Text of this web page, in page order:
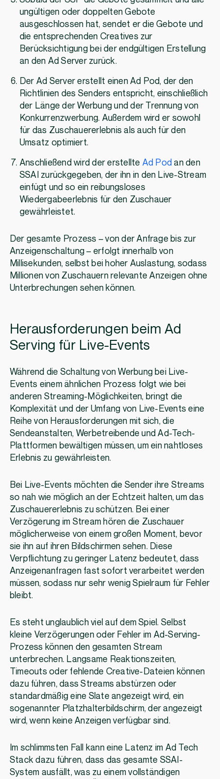
ungültigen oder doppelten Gebote
ausgeschlossen hat, sendet er die Gebote und
die entsprechenden Creatives zur
Berücksichtigung bei der endgültigen Erstellung
an den Ad Server zurück.
Der Ad Server erstellt einen Ad Pod, der den
Richtlinien des Senders entspricht, einschließlich
der Länge der Werbung und der Trennung von
Konkurrenzwerbung. Außerdem wird er sowohl
für das Zuschauererlebnis als auch für den
Umsatz optimiert.
Anschließend wird der erstellte Ad Pod an den
SSAI zurückgegeben, der ihn in den Live-Stream
einfügt und so ein reibungsloses
Wiedergabeerlebnis für den Zuschauer
gewährleistet.
Der gesamte Prozess – von der Anfrage bis zur
Anzeigenschaltung – erfolgt innerhalb von
Millisekunden, selbst bei hoher Auslastung, sodass
Millionen von Zuschauern relevante Anzeigen ohne
Unterbrechungen sehen können.
Herausforderungen beim Ad
Serving für Live-Events
Während die Schaltung von Werbung bei Live-
Events einem ähnlichen Prozess folgt wie bei
anderen Streaming-Möglichkeiten, bringt die
Komplexität und der Umfang von Live-Events eine
Reihe von Herausforderungen mit sich, die
Sendeanstalten, Werbetreibende und Ad-Tech-
Plattformen bewältigen müssen, um ein nahtloses
Erlebnis zu gewährleisten.
Bei Live-Events möchten die Sender ihre Streams
so nah wie möglich an der Echtzeit halten, um das
Zuschauererlebnis zu schützen. Bei einer
Verzögerung im Stream hören die Zuschauer
möglicherweise von einem großen Moment, bevor
sie ihn auf ihren Bildschirmen sehen. Diese
Verpflichtung zu geringer Latenz bedeutet, dass
Anzeigenanfragen fast sofort verarbeitet werden
müssen, sodass nur sehr wenig Spielraum für Fehler
bleibt.
Es steht unglaublich viel auf dem Spiel. Selbst
kleine Verzögerungen oder Fehler im Ad-Serving-
Prozess können den gesamten Stream
unterbrechen. Langsame Reaktionszeiten,
Timeouts oder fehlende Creative-Dateien können
dazu führen, dass Streams abstürzen oder
standardmäßig eine Slate angezeigt wird, ein
sogenannter Platzhalterbildschirm, der angezeigt
wird, wenn keine Anzeigen verfügbar sind.
Im schlimmsten Fall kann eine Latenz im Ad Tech
Stack dazu führen, dass das gesamte SSAI-
System ausfällt, was zu einem vollständigen